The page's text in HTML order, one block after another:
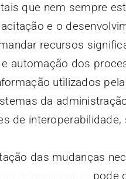
que nem sempre
e o
recursos
automação dos
utilizados
da
de interoperabilidade,
das mudanças
pode